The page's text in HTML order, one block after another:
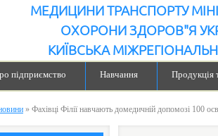
МЕДИЦИНИ ТРАНСПОРТУ
ОХОРОНИ ЗДОРОВ"Я
КИЇВСЬКА
підприємство Навчання Продукція
» Фахівці Філії навчають домедичній допомозі 100